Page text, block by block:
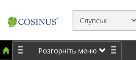
Розгорніть меню